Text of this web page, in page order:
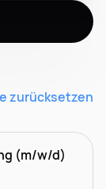
zurücksetzen
(m/w/d)